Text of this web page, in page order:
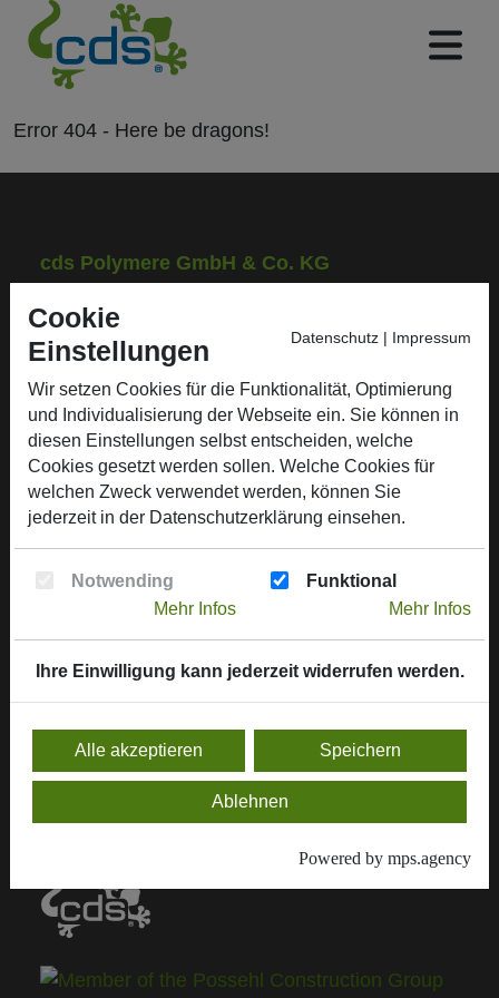
Error 404 - Here be dragons!
cds Polymere GmbH & Co. KG
55576 Sprendlingen/Rhh.
Telefon: +49 (0) 67 01 / 93 50 - 0
Fax: +49 (0) 67 01 / 93 50 - 50
E-Mail: info@cds-polymere.de
Weitere informationen
Abwicklungshinweise
Downloads, Service & Zertifikate
Allgemeine Verkaufsbedingungen
Aktuelles Lieferprogramm
Lieferprogramm 2026
Cookie
Einstellungen
Datenschutz Impressum
Wir setzen Cookies für die Funktionalität, Optimierung
und Individualisierung der Webseite ein. Sie können in
diesen Einstellungen selbst entscheiden, welche
Cookies gesetzt werden sollen. Welche Cookies für
welchen Zweck verwendet werden, können Sie
jederzeit in der Datenschutzerklärung einsehen.
Notwending
Mehr Infos
Funktional
Mehr Infos
Ihre Einwilligung kann jederzeit widerrufen werden.
Alle akzeptieren Speichern
Ablehnen
Powered by mps.agency